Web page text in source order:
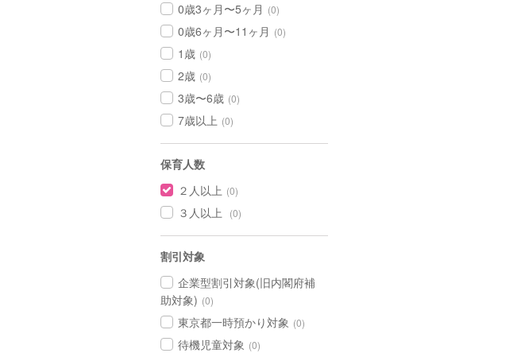
0歳3ヶ月〜5ヶ月 (0)
0歳6ヶ月〜11ヶ月 (0)
1歳 (0)
2歳 (0)
3歳〜6歳 (0)
7歳以上 (0)
保育人数
２人以上 (0)
３人以上 (0)
割引対象
企業型割引対象(旧内閣府補
助対象) (0)
東京都一時預かり対象 (0)
待機児童対象 (0)